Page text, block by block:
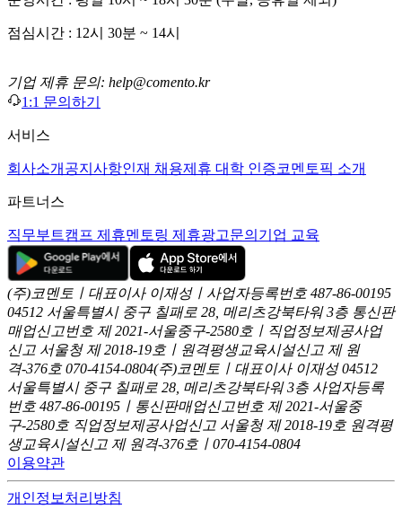
점심시간 : 12시 30분 ~ 14시
기업 제휴 문의: help@comento.kr
1:1 문의하기
서비스
회사소개 공지사항인재 채용제휴 대학 인증코멘토픽 소개
파트너스
직무부트캠프 제휴멘토링 제휴광고문의 기업 교육
(주)코멘토ㅣ대표이사 이재성ㅣ사업자등록번호 487-86-00195
04512 서울특별시 중구 칠패로 28, 메리츠강북타워 3층 통신판
매업신고번호 제 2021-서울중구-2580호ㅣ직업정보제공사업
신고 서울청 제 2018-19호ㅣ원격평생교육시설신고 제 원
격-376호 070-4154-0804(주)코멘토ㅣ대표이사 이재성 04512
서울특별시 중구 칠패로 28, 메리츠강북타워 3층 사업자등록
번호 487-86-00195ㅣ통신판매업신고번호 제 2021-서울중
구-2580호 직업정보제공사업신고 서울청 제 2018-19호 원격평
생교육시설신고 제 원격-376호ㅣ070-4154-0804
이용약관
개인정보처리방침